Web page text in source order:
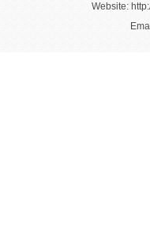
Website: